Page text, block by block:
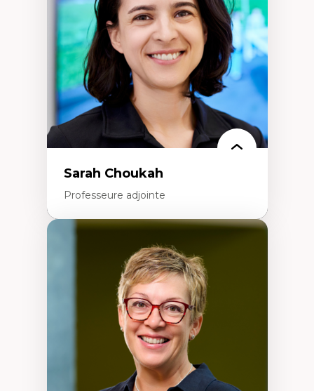
Extractivisme
Classes sociales
Mouvements sociaux
Théories de l’État
Sarah Choukah
Professeure adjointe
Démocratisation des nouvelles
technologies et biotechnologies
Données ouvertes
Bioart, programmation et électronique
Histoire sociale et culturelle des
technologies numériques
Résistances et droits numériques
Internet des objets
Problématiques relatives à l’intelligence
artificielle, l’apprentissage machine et les